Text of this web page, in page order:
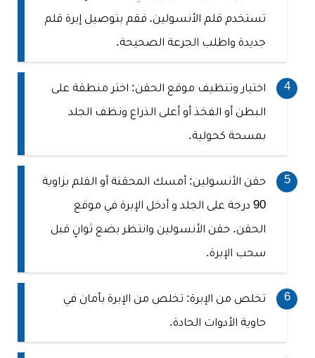
تستخدم قلم الأنسولين، فقم بتوصيل إبرة قلم
جديدة واطلب الجرعة الصحيحة.
اختيار وتنظيف موقع الحقن: اختر منطقة على
البطن أو الفخذ أو أعلى الذراع ونظف الجلد
بمسحة كحولية.
حقن الأنسولين: أمسك المحقنة أو القلم بزاوية
90 درجة على الجلد و أدخل الإبرة في موقع
الحقن. حقن الأنسولين وانتظر بضع ثوانٍ قبل
سحب الإبرة.
تخلص من الإبرة: تخلص من الإبرة بأمان في
حاوية الأدوات الحادة.